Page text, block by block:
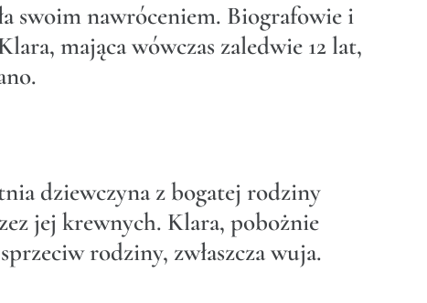
swoim nawróceniem. Biografowie i
mająca wówczas zaledwie 12 lat,
dziewczyna z bogatej rodziny
jej krewnych. Klara, pobożnie
rodziny, zwłaszcza wuja.